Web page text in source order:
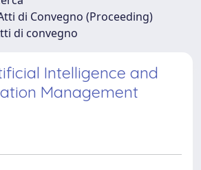
di Convegno (Proceeding)
di convegno
Intelligence and
Management